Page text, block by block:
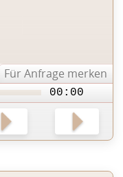
Für Anfrage merken
00:00